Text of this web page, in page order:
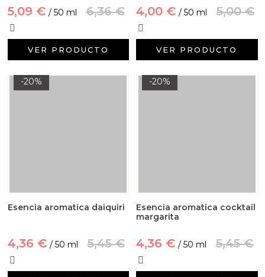
5,09 € / 50 ml 6,36 €
VER PRODUCTO
4,00 € / 50 ml 5,00 €
VER PRODUCTO
-20%
Esencia aromatica daiquiri
4,36 € / 50 ml 5,45 €
-20%
Esencia aromatica cocktail
margarita
4,36 € / 50 ml 5,45 €